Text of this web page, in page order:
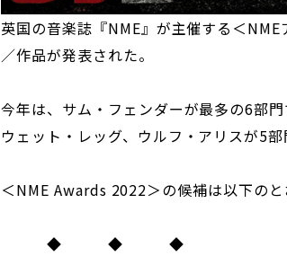
英国の音楽誌『NME』が主催する＜
／作品が発表された。
今年は、サム・フェンダーが最多の6部
ウェット・レッグ、ウルフ・アリスが5部
＜NME Awards 2022＞の候補は以下のと
◆ ◆ ◆